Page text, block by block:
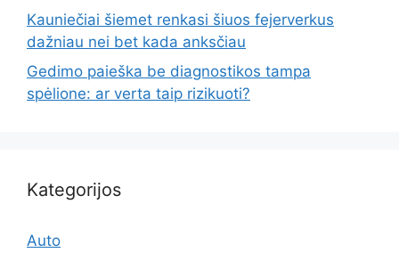
Kauniečiai šiemet renkasi šiuos fejerverkus
dažniau nei bet kada anksčiau
Gedimo paieška be diagnostikos tampa
spėlione: ar verta taip rizikuoti?
Kategorijos
Auto